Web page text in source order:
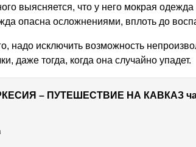
выясняется, что у него мокрая
опасна осложнениями, вплоть до
надо исключить возможность
даже тогда, когда она случайно упадет.
– ПУТЕШЕСТВИЕ НА КАВКАЗ